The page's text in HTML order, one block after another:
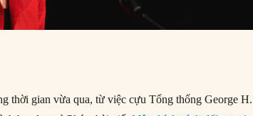
thời gian vừa qua, từ việc cựu Tổng thống George H.